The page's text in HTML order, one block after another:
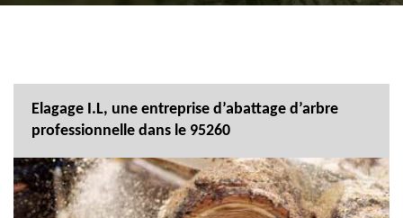
Elagage I.L, une entreprise d’abattage d’arbre
professionnelle dans le 95260